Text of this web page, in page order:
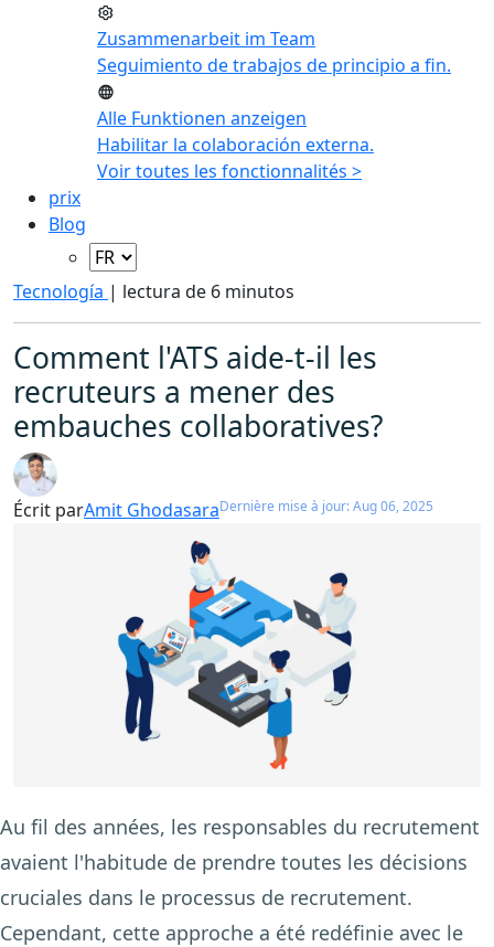
Zusammenarbeit im Team
Seguimiento de trabajos de principio a fin.
Alle Funktionen anzeigen
Habilitar la colaboración externa.
Voir toutes les fonctionnalités >
prix
Blog
Tecnología | lectura de 6 minutos
Comment l'ATS aide-t-il les
recruteurs a mener des
embauches collaboratives?
Écrit parAmit GhodasaraDernière mise à jour: Aug 06, 2025
Au fil des années, les responsables du recrutement
avaient l'habitude de prendre toutes les décisions
cruciales dans le processus de recrutement.
Cependant, cette approche a été redéfinie avec le